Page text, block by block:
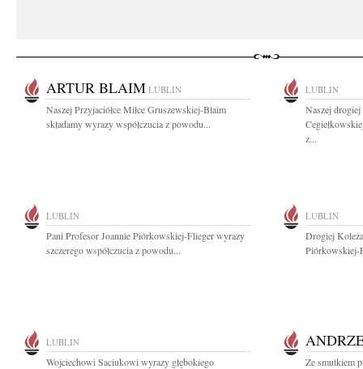
ARTUR BLAIM LUBLIN
Naszej Przyjaciółce Miłce Gruszewskiej-Blaim
składamy wyrazy współczucia z powodu...
LUBLIN
Naszej
z...
LUBLIN
Pani Profesor Joannie Piórkowskiej-Flieger wyrazy
szczerego współczucia z powodu...
LUBLIN
Drogiej
Piórkowskiej-
LUBLIN
Wojciechowi Saciukowi wyrazy głębokiego
Ze smutkiem